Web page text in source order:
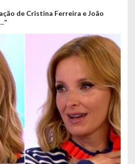
de Cristina Ferreira e João